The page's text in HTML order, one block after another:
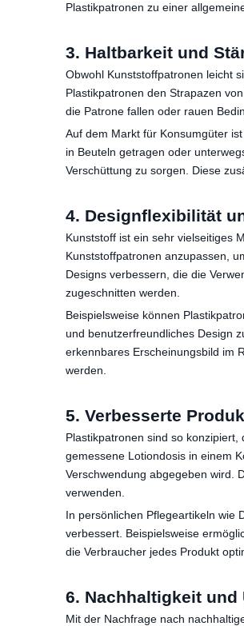
Plastikpatronen zu einer
3. Haltbarkeit und
Obwohl Kunststoffpatronen leicht
Plastikpatronen den Strapazen
die Patrone fallen oder rauen
Auf dem Markt für Konsumgüter
in Beuteln getragen oder
Verschüttung zu sorgen. Diese
4. Designflexibilität
Kunststoff ist ein sehr vielseitiges
Kunststoffpatronen anzupassen,
Designs verbessern, die die
zugeschnitten werden.
Beispielsweise können
und benutzerfreundliches Design
erkennbares Erscheinungsbild im
werden.
5. Verbesserte
Plastikpatronen sind so
gemessene Lotiondosis in einem
Verschwendung abgegeben wird.
verwenden.
In persönlichen Pflegeartikeln wie
verbessert. Beispielsweise
die Verbraucher jedes Produkt
6. Nachhaltigkeit und
Mit der Nachfrage nach